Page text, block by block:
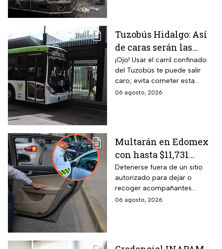
Tuzobús Hidalgo: Así
de caras serán las
MULTAS por invadir
el carril confinado a
partir de esta fecha
¡Ojo! Usar el carril confinado
del Tuzobús te puede salir
caro; evita cometer esta
infracción a partir de agosto.
06 agosto, 2026
Multarán en Edomex
con hasta $11,731
pesos a todos los
conductores que
realicen esta práctica
tan común para subir
Detenerse fuera de un sitio
autorizado para dejar o
recoger acompañantes
puede salir carísimo en
06 agosto, 2026